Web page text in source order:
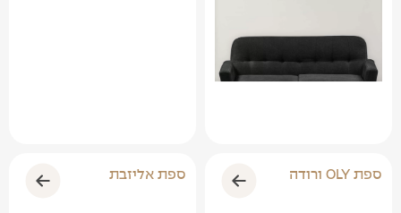
ספת OLY ורודה ספת אליזבת